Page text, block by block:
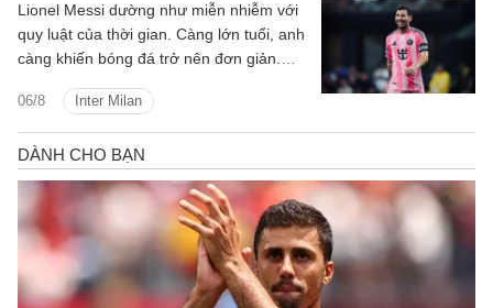
06/8 Inter Milan
Lionel Messi dường như miễn nhiễm với
quy luật của thời gian. Càng lớn tuổi, anh
càng khiến bóng đá trở nên đơn giản.
hay solo xuyên qua cả hàng thủ, siêu sao
người Argentina đang chinh phục trận
đấu bằng cảm quan không gian, lựa chọn
đúng thời điểm và đưa ra những quyết
định gần như hoàn hảo.